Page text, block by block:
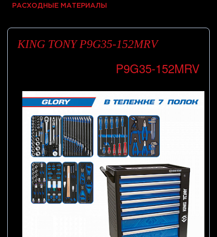
РАСХОДНЫЕ МАТЕРИАЛЫ
KING TONY P9G35-152MRV
P9G35-152MRV